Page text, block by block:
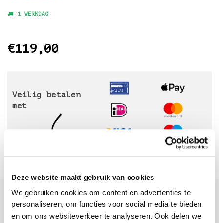
Deze website maakt gebruik van cookies
We gebruiken cookies om content en advertenties te
personaliseren, om functies voor social media te bieden
en om ons websiteverkeer te analyseren. Ook delen we
1 WERKDAG
€119,00
Veilig betalen
met
Sinds 2006 uw Mac specialist
30 dagen bedenktijd